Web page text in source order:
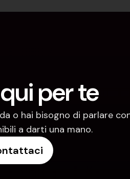
per te
o hai bisogno di parlare
a darti una mano.